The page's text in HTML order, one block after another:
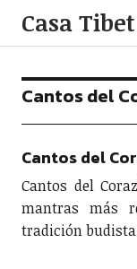
Casa
Cantos del
Cantos del
Cantos del
mantras más
tradición